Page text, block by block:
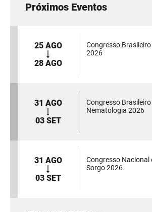
Próximos Eventos
25 AGO
28 AGO
Congresso
2026
31 AGO
03 SET
Congresso Brasileiro
Nematologia 2026
31 AGO
03 SET
Congresso Nacional
Sorgo 2026